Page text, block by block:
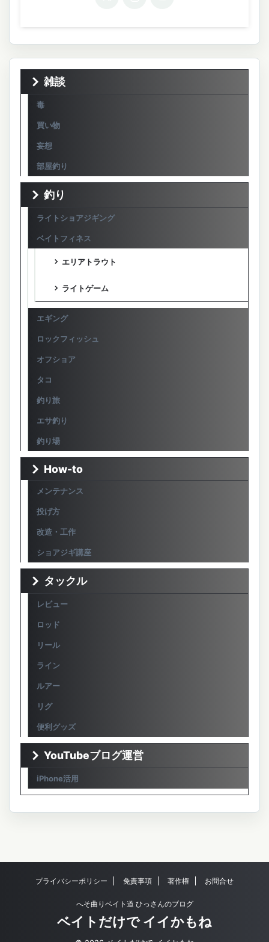
雑談
毒
買い物
妄想
部屋釣り
釣り
ライトショアジギング
ベイトフィネス
エリアトラウト
ライトゲーム
エギング
ロックフィッシュ
オフショア
タコ
釣り旅
エサ釣り
釣り場
How-to
メンテナンス
投げ方
改造・工作
ショアジギ講座
タックル
レビュー
ロッド
リール
ライン
ルアー
リグ
便利グッズ
YouTubeブログ運営
iPhone活用
プライバシーポリシー 免責事項 著作権 お問合せ
へそ曲りベイト道 ひっさんのブログ
ベイトだけで イイかもね